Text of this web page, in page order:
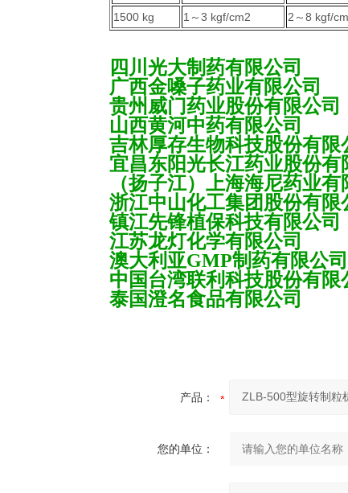
1500 kg
1～3 kgf/cm2 2～8 kgf/
四川光大制药有限公司
广西金嗓子药业有限公司
贵州威门药业股份有限公司
山西黄河中药有限公司
吉林厚存生物科技股份有限
宜昌东阳光长江药业股份有
（扬子江）上海海尼药业有
浙江中山化工集团股份有限
镇江先锋植保科技有限公司
江苏龙灯化学有限公司
澳大利亚GMP制药有限公司
中国台湾联利科技股份有限
泰国澄名食品有限公司
产品：
您的单位：